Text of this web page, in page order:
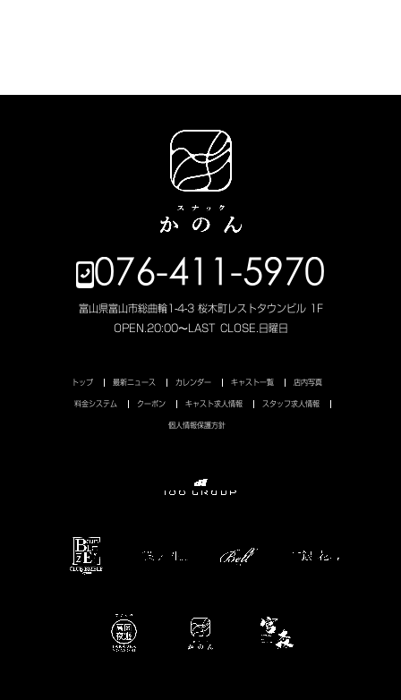
076-411-5970
富山県富山市総曲輪1-4-3 桜木町レストタウンビル 1F
OPEN. 20:00〜LAST CLOSE. 日曜日
トップ 最新ニュース カレンダー キャスト一覧 店内写真
料金システム クーポン キャスト求人情報 スタッフ求人情報
個人情報保護方針